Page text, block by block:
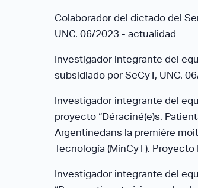
Colaborador del dictado del
UNC. 06/2023 - actualidad
Investigador integrante del
subsidiado por SeCyT, UNC.
Investigador integrante del
proyecto “Déraciné(e)s.
Argentinedans la première
Tecnología (MinCyT).
Investigador integrante del